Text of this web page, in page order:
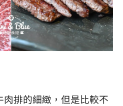
排的細緻，但是比較不